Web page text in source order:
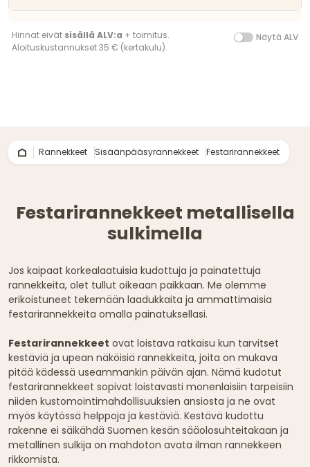
Hinnat eivät sisällä ALV:a + toimitus.
Aloituskustannukset 35 € (kertakulu).
Näytä ALV
Rannekkeet Sisäänpääsyrannekkeet Festarirannekkeet
Festarirannekkeet metallisella
sulkimella
Jos kaipaat korkealaatuisia kudottuja ja painatettuja
rannekkeita, olet tullut oikeaan paikkaan. Me olemme
erikoistuneet tekemään laadukkaita ja ammattimaisia
festarirannekkeita omalla painatuksellasi.
Festarirannekkeet ovat loistava ratkaisu kun tarvitset
kestäviä ja upean näköisiä rannekkeita, joita on mukava
pitää kädessä useammankin päivän ajan. Nämä kudotut
festarirannekkeet sopivat loistavasti monenlaisiin tarpeisiin
niiden kustomointimahdollisuuksien ansiosta ja ne ovat
myös käytössä helppoja ja kestäviä. Kestävä kudottu
rakenne ei säikähdä Suomen kesän sääolosuhteitakaan ja
metallinen sulkija on mahdoton avata ilman rannekkeen
rikkomista.